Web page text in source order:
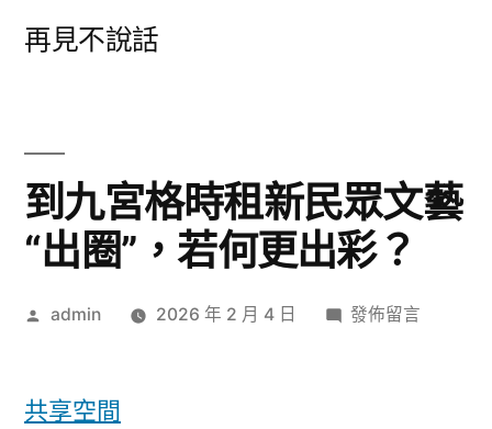
再見不說話
到九宮格時租新民眾文藝
“出圈”，若何更出彩？
作
admin 2026 年 2 月 4 日
在
發佈留言
共享空間